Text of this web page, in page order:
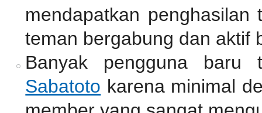
mendapatkan
teman bergabung dan aktif
Banyak pengguna baru
Sabatoto karena minimal